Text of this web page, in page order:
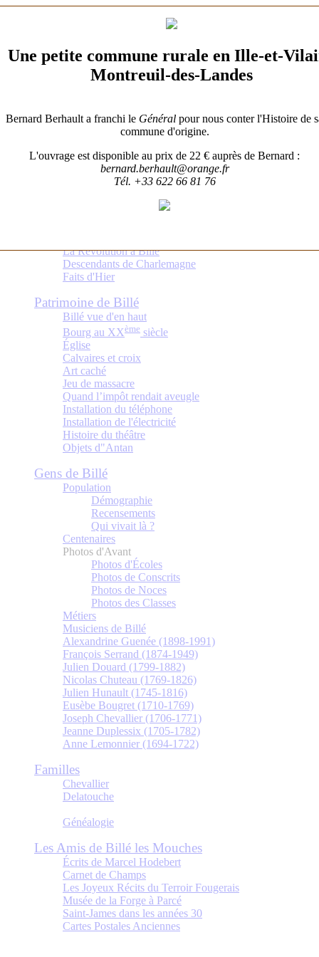
Plan du site
Histoire de Billé
Écoles
Fêtes religieuses
Guerres
1939-1945
1914-1918
Inventaire de l'église de Billé en 1906
La Révolution à Billé
Descendants de Charlemagne
Faits d'Hier
Patrimoine de Billé
Billé vue d'en haut
Bourg au XXème siècle
Église
Calvaires et croix
Art caché
Jeu de massacre
Quand l’impôt rendait aveugle
Installation du téléphone
Installation de l'électricité
Histoire du théâtre
Objets d"Antan
Gens de Billé
Population
Démographie
Recensements
Qui vivait là ?
Centenaires
Photos d'Avant
Photos d'Écoles
Photos de Conscrits
Photos de Noces
Photos des Classes
Métiers
Musiciens de Billé
Alexandrine Guenée (1898-1991)
François Serrand (1874-1949)
Julien Douard (1799-1882)
Nicolas Chuteau (1769-1826)
Julien Hunault (1745-1816)
Eusèbe Bougret (1710-1769)
Joseph Chevallier (1706-1771)
Jeanne Duplessix (1705-1782)
Anne Lemonnier (1694-1722)
Familles
Chevallier
Delatouche
Généalogie
Les Amis de Billé les Mouches
Écrits de Marcel Hodebert
Carnet de Champs
Les Joyeux Récits du Terroir Fougerais
Musée de la Forge à Parcé
Saint-James dans les années 30
Cartes Postales Anciennes
Une petite commune rurale en Ille-et-
Montreuil-des-Landes
Bernard Berhault a franchi le Général pour nous conter l'Histoire de
commune d'origine.
L'ouvrage est disponible au prix de 22 € auprès de Bernard :
bernard.berhault@orange.fr
Tél. +33 622 66 81 76